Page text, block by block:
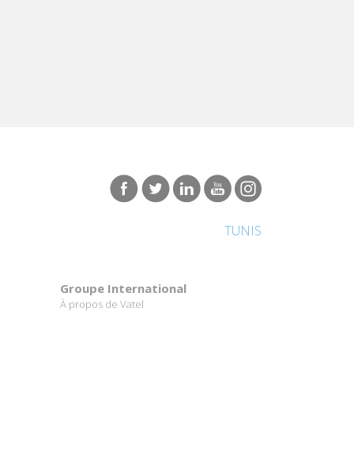
TUNIS
Groupe International
À propos de Vatel